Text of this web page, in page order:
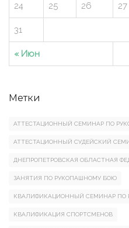
« Июн
24 25 26 27
31
Метки
АТТЕСТАЦИОННЫЙ СЕМИНАР ПО
АТТЕСТАЦИОННЫЙ СУДЕЙСКИЙ
ДНЕПРОПЕТРОВСКАЯ ОБЛАСТНАЯ
ЗАНЯТИЯ ПО РУКОПАШНОМУ БОЮ
КВАЛИФИКАЦИОННЫЙ СЕМИНАР ПО
КВАЛИФИКАЦИЯ СПОРТСМЕНОВ